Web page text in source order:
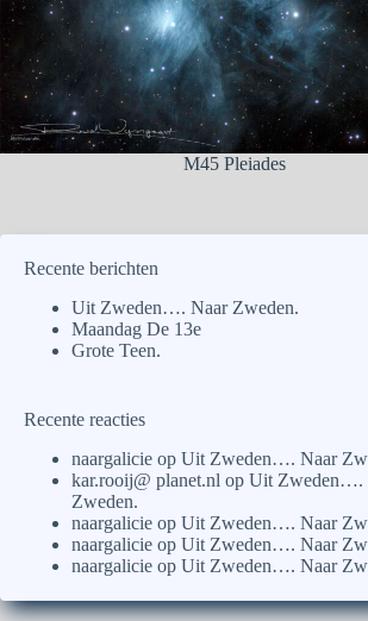
M45 Pleiades
Recente berichten
Uit Zweden…. Naar Zweden.
Maandag De 13e
Grote Teen.
Recente reacties
naargalicie op Uit Zweden…. Naar
kar.rooij@ planet.nl op Uit Zweden….
Zweden.
naargalicie op Uit Zweden…. Naar
naargalicie op Uit Zweden…. Naar
naargalicie op Uit Zweden…. Naar